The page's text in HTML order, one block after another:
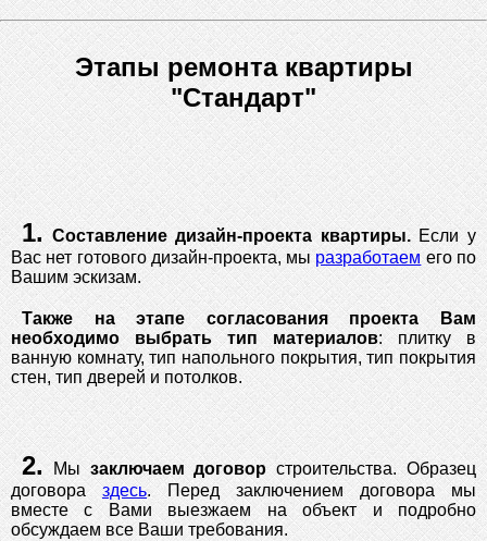
Этапы ремонта квартиры
"Стандарт"
1. Составление дизайн-проекта квартиры. Если у
Вас нет готового дизайн-проекта, мыразработаем его по
Вашим эскизам.
Также на этапе согласования проекта Вам
необходимо выбрать тип материалов: плитку в
ванную комнату, тип напольного покрытия, тип покрытия
стен, тип дверей и потолков.
2. Мызаключаем договорстроительства. Образец
договораздесь. Перед заключением договора мы
вместе с Вами выезжаем на объект и подробно
обсуждаем все Ваши требования.